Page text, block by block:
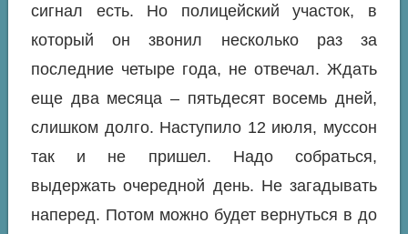
сигнал есть. Но полицейский участок, в
который он звонил несколько раз за
последние четыре года, не отвечал. Ждать
еще два месяца – пятьдесят восемь дней,
слишком долго. Наступило 12 июля, муссон
так и не пришел. Надо собраться,
выдержать очередной день. Не загадывать
наперед. Потом можно будет вернуться в до